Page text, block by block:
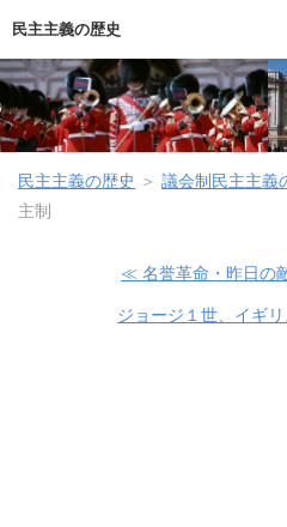
民主主義の歴史
民主主義の歴史 ＞ 議会制民主主義
主制
≪ 名誉革命・昨日の
ジョージ１世、イギ